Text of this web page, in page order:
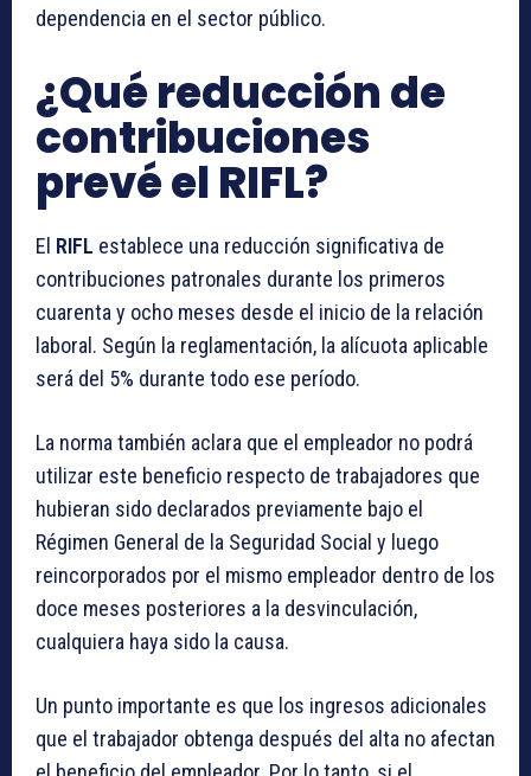
dependencia en el sector público.
¿Qué reducción de
contribuciones
prevé el RIFL?
El RIFL establece una reducción significativa de
contribuciones patronales durante los primeros
cuarenta y ocho meses desde el inicio de la relación
laboral. Según la reglamentación, la alícuota aplicable
será del 5% durante todo ese período.
La norma también aclara que el empleador no podrá
utilizar este beneficio respecto de trabajadores que
hubieran sido declarados previamente bajo el
Régimen General de la Seguridad Social y luego
reincorporados por el mismo empleador dentro de los
doce meses posteriores a la desvinculación,
cualquiera haya sido la causa.
Un punto importante es que los ingresos adicionales
que el trabajador obtenga después del alta no afectan